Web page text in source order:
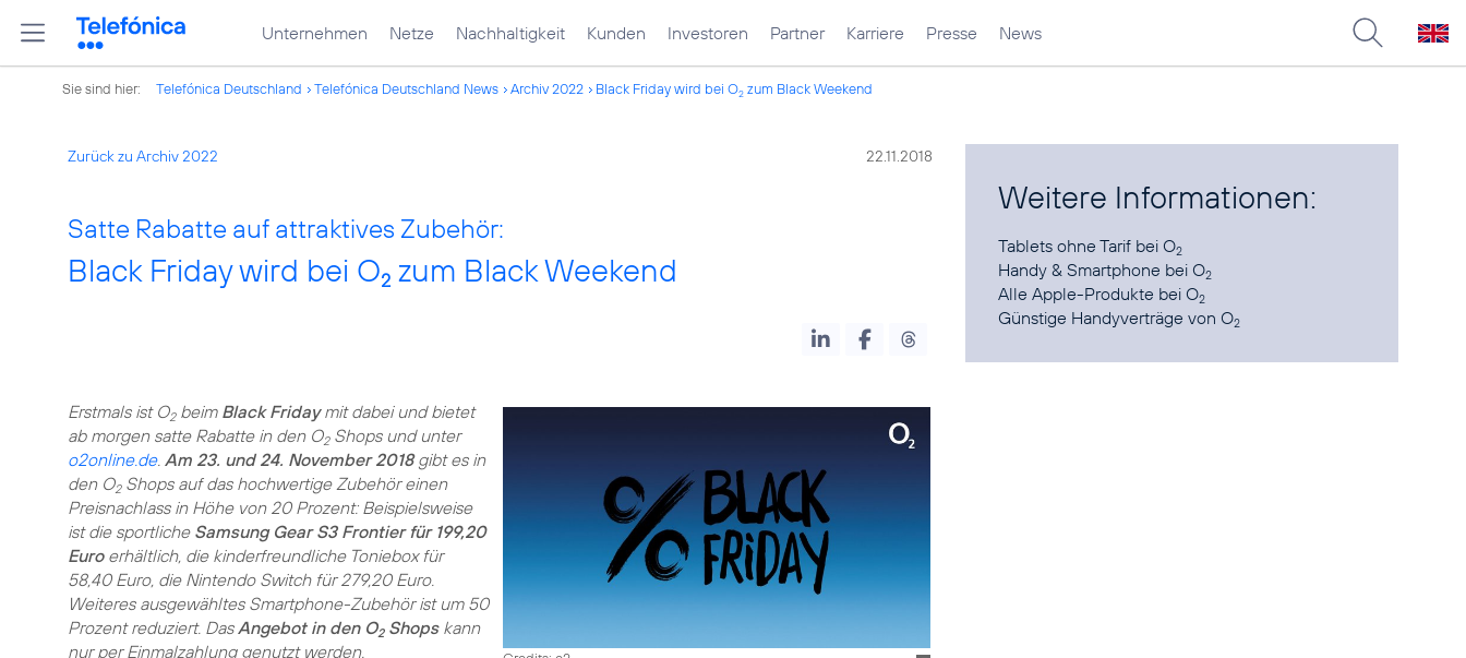
Unternehmen Netze Nachhaltigkeit Kunden Investoren Partner Karriere Presse News
Sie sind hier: Telefónica Deutschland Telefónica Deutschland News Archiv 2022 Black Friday wird bei O2 zum Black Weekend
Zurück zu Archiv 2022 22.11.2018
Satte Rabatte auf attraktives Zubehör:
Black Friday wird bei O2 zum Black Weekend
Erstmals ist O2beim Black Fridaymit dabei und bietet
ab morgen satte Rabatte in den O2Shops und unter
o2online.de. Am 23. und 24. November 2018gibt es in
den O2Shops auf das hochwertige Zubehör einen
Preisnachlass in Höhe von 20 Prozent: Beispielsweise
ist die sportliche Samsung Gear S3 Frontier für 199,20
Euroerhältlich, die kinderfreundliche Toniebox für
58,40 Euro, die Nintendo Switch für 279,20 Euro.
Weiteres ausgewähltes Smartphone-Zubehör ist um 50
Prozent reduziert. DasAngebot in den O2Shopskann
nur per Einmalzahlung genutzt werden.
Weitere Informationen:
Tablets ohne Tarif bei O2
Handy & Smartphone bei O2
Alle Apple-Produkte bei O2
Günstige Handyverträgevon O2